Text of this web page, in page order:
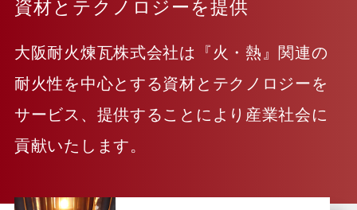
資材とテクノロジーを提供
大阪耐火煉瓦株式会社は『火・熱』関連の
耐火性を中心とする資材とテクノロジーを
サービス、提供することにより産業社会に
貢献いたします。